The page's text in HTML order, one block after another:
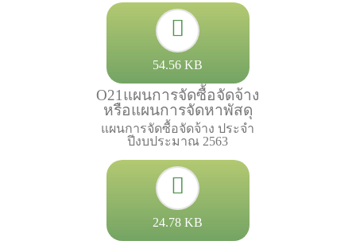
54.56 KB
O21แผนการจัดซื้อจัดจ้าง
หรือแผนการจัดหาพัสดุ
แผนการจัดซื้อจัดจ้าง ประจำ
ปีงบประมาณ 2563
24.78 KB